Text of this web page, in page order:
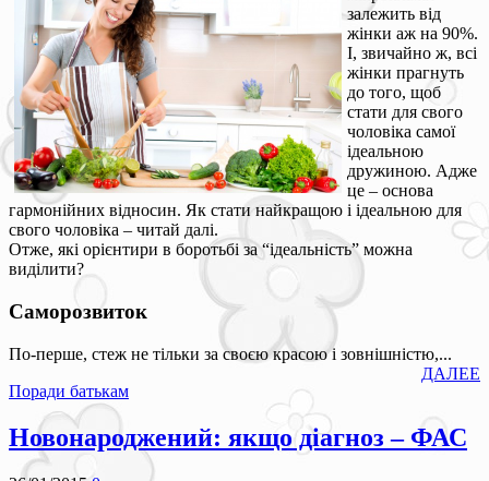
залежить від
жінки аж на 90%.
І, звичайно ж, всі
жінки прагнуть
до того, щоб
стати для свого
чоловіка самої
ідеальною
дружиною. Адже
це – основа
гармонійних відносин. Як стати найкращою і ідеальною для
свого чоловіка – читай далі.
Отже, які орієнтири в боротьбі за “ідеальність” можна
виділити?
Саморозвиток
По-перше, стеж не тільки за своєю красою і зовнішністю,...
ДАЛЕЕ
Поради батькам
Новонароджений: якщо діагноз – ФАС